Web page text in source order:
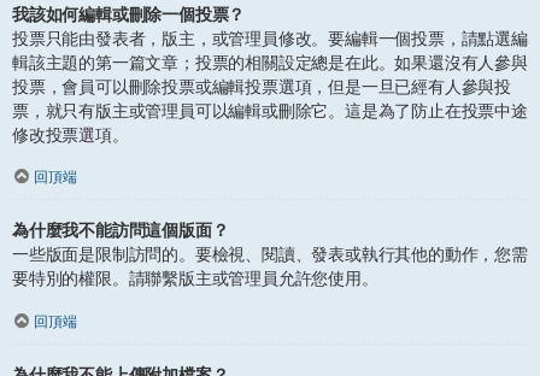
我該如何編輯或刪除一個投票？
投票只能由發表者，版主，或管理員修改。要編輯一個投票，請點選編
輯該主題的第一篇文章；投票的相關設定總是在此。如果還沒有人參與
投票，會員可以刪除投票或編輯投票選項，但是一旦已經有人參與投
票，就只有版主或管理員可以編輯或刪除它。這是為了防止在投票中途
修改投票選項。
回頂端
為什麼我不能訪問這個版面？
一些版面是限制訪問的。要檢視、閱讀、發表或執行其他的動作，您需
要特別的權限。請聯繫版主或管理員允許您使用。
回頂端